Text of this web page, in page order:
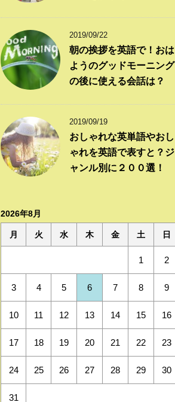
2019/09/22
朝の挨拶を英語で！おは
ようのグッドモーニング
の後に使える会話は？
2019/09/19
おしゃれな英単語やおし
ゃれを英語で表すと？ジ
ャンル別に２００選！
2026年8月
月 火 水 木 金 土 日
1 2
3 4 5 6 7 8 9
10 11 12 13 14 15 16
17 18 19 20 21 22 23
24 25 26 27 28 29 30
31